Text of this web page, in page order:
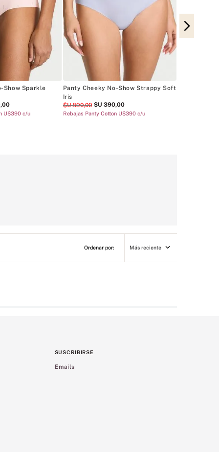
Show Sparkle
,00
U$390 c/u
Panty Cheeky No-Show Strappy Soft
Iris
$U 890,00 $U 390,00
Rebajas Panty Cotton U$390 c/u
Más reciente
SUSCRIBIRSE
Emails